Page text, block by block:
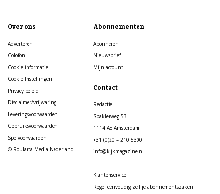
Over ons
Adverteren
Colofon
Cookie informatie
Cookie Instellingen
Privacy beleid
Disclaimer/vrijwaring
Leveringsvoorwaarden
Gebruiksvoorwaarden
Spelvoorwaarden
© Roularta Media Nederland
Abonnementen
Abonneren
Nieuwsbrief
Mijn account
Contact
Redactie
Spaklerweg 53
1114 AE Amsterdam
+31 (0)20 – 210 5300
info@kijkmagazine.nl
Klantenservice
Regel eenvoudig zelf je abonnementszaken